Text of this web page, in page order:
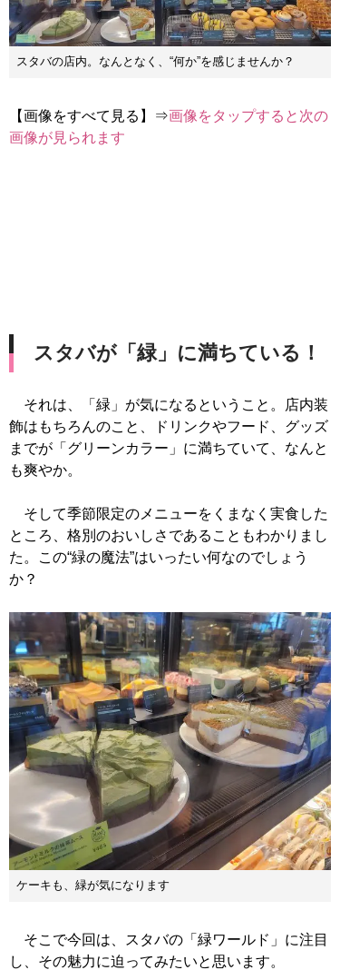
スタバの店内。なんとなく、“何か”を感じませんか？
【画像をすべて見る】⇒画像をタップすると次の
画像が見られます
スタバが「緑」に満ちている！
それは、「緑」が気になるということ。店内装
飾はもちろんのこと、ドリンクやフード、グッズ
までが「グリーンカラー」に満ちていて、なんと
も爽やか。
そして季節限定のメニューをくまなく実食した
ところ、格別のおいしさであることもわかりまし
た。この“緑の魔法”はいったい何なのでしょう
か？
ケーキも、緑が気になります
そこで今回は、スタバの「緑ワールド」に注目
し、その魅力に迫ってみたいと思います。